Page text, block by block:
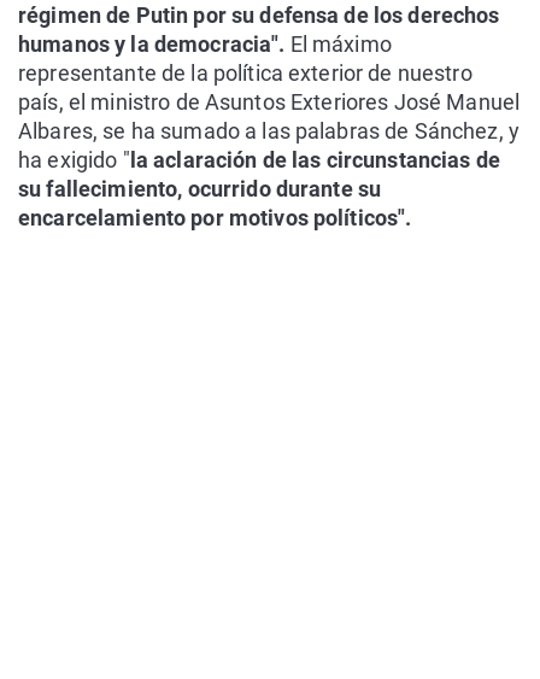
régimen de Putin por su defensa de los derechos
humanos y la democracia". El máximo
representante de la política exterior de nuestro
país, el ministro de Asuntos Exteriores José Manuel
Albares, se ha sumado a las palabras de Sánchez, y
ha exigido " la aclaración de las circunstancias de
su fallecimiento, ocurrido durante su
encarcelamiento por motivos políticos".